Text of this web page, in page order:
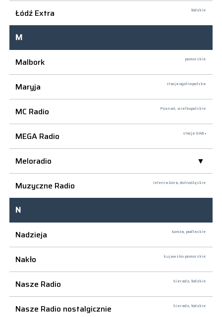
Łódź Extra łódzkie
M
Malbork
pomorskie
Maryja stacja ogólnopolska
MC Radio Poznań, wielkopolskie
MEGA Radio stacja DAB+
Meloradio
Muzyczne Radio
Jelenia Góra, dolnośląskie
N
Nadzieja
Łomża, podlaskie
Nakło kujawsko-pomorskie
Nasze Radio Sieradz, łódzkie
Nasze Radio nostalgicznie Sieradz, łódzkie